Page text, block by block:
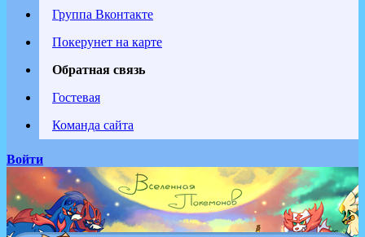
Группа Вконтакте
Покерунет на карте
Обратная связь
Гостевая
Команда сайта
Войти